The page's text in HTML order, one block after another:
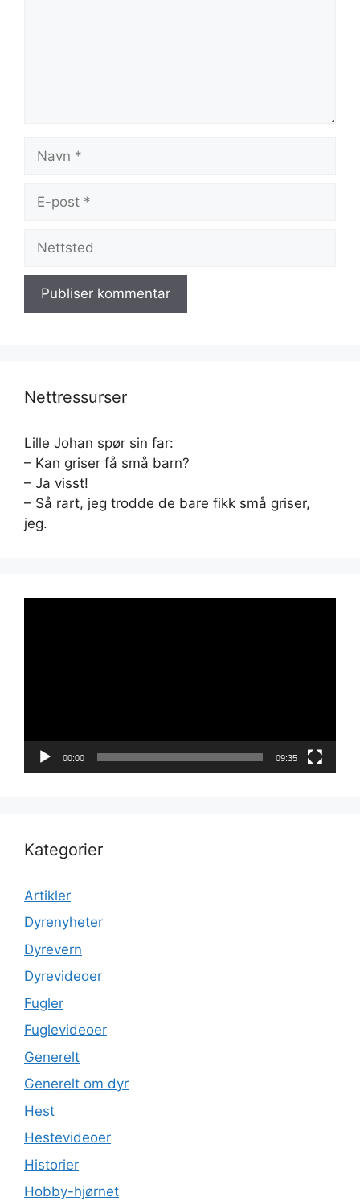
post
Nettressurser
Lille Johan spør sin far:
– Kan griser få små barn?
– Ja visst!
– Så rart, jeg trodde de bare fikk små griser,
jeg.
00:00 09:35
Kategorier
Artikler
Dyrenyheter
Dyrevern
Dyrevideoer
Fugler
Fuglevideoer
Generelt
Generelt om dyr
Hest
Hestevideoer
Historier
Hobby-hjørnet